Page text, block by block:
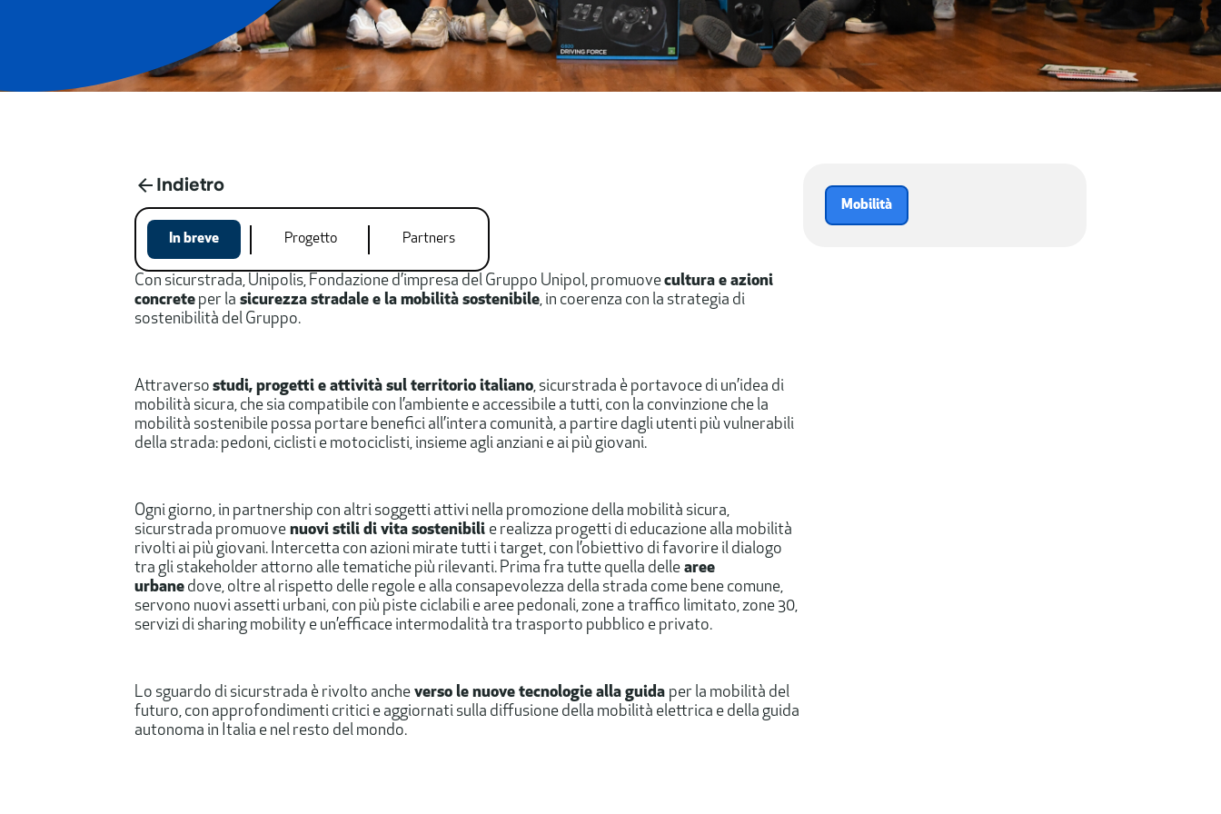
Indietro
In breve Progetto Partners
​​​​​​​​Con sicurstrada, Unipolis, Fondazione d’impresa del Gruppo Unipol, promuovecultura e azioni
concrete per la sicurezza stradale e la mobilità sostenibile, in coerenza con la strategia di
sostenibilità del Gruppo.
Attraverso studi, progetti e attività sul territorio italiano, sicurstrada è portavoce di un’idea di
mobilità sicura, che sia compatibile con l’ambiente e accessibile a tutti, con la convinzione che la
mobilità sostenibile possa portare benefici all’intera comunità, a partire dagli utenti più vulnerabili
della strada: pedoni, ciclisti e motociclisti, insieme agli anziani e ai più giovani.
Ogni giorno, in partnership con altri soggetti attivi nella promozione della mobilità sicura,
sicurstrada promuove nuovi stili di vita sostenibili e realizza progetti di educazione alla mobilità
rivolti ai più giovani. Intercetta con azioni mirate tutti i target, con l’obiettivo di favorire il dialogo
tra gli stakeholder attorno alle tematiche più rilevanti. Prima fra tutte quella delle aree
urbane dove, oltre al rispetto delle regole e alla consapevolezza della strada come bene comune,
servono nuovi assetti urbani, con più piste ciclabili e aree pedonali, zone a traffico limitato, zone 30,
servizi di sharing mobility e un’efficace intermodalità tra trasporto pubblico e privato.
Lo sguardo di sicurstrada è rivolto anche verso le nuove tecnologie alla guida per la mobilità del
futuro, con approfondimenti critici e aggiornati sulla diffusione della mobilità elettrica e della guida
autonoma in Italia e nel resto del mondo.
Mobilità